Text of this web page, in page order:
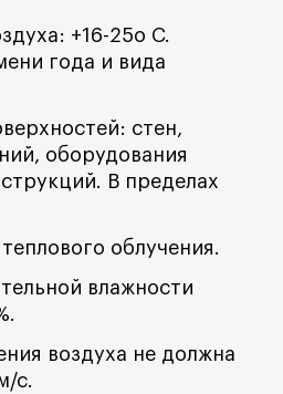
+16-25о C.
года и вида
стен,
оборудования
В пределах
облучения.
влажности
воздуха не должна
с.